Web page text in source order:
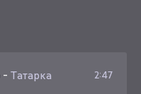
- Татарка 2:47